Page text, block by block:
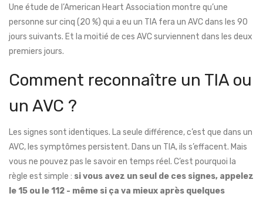
Une étude de l’American Heart Association montre qu’une
personne sur cinq (20 %) qui a eu un TIA fera un AVC dans les 90
jours suivants. Et la moitié de ces AVC surviennent dans les deux
premiers jours.
Comment reconnaître un TIA ou
un AVC ?
Les signes sont identiques. La seule différence, c’est que dans un
AVC, les symptômes persistent. Dans un TIA, ils s’effacent. Mais
vous ne pouvez pas le savoir en temps réel. C’est pourquoi la
règle est simple : si vous avez un seul de ces signes, appelez
le 15 ou le 112 - même si ça va mieux après quelques